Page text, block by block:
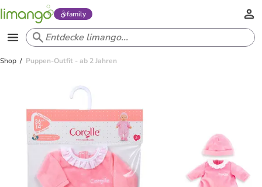
family
Shop Puppen-Outfit - ab 2 Jahren